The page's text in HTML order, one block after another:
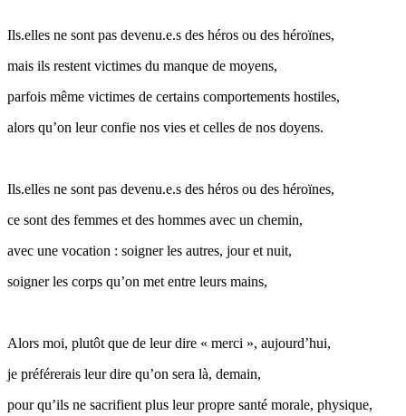
Ils.elles ne sont pas devenu.e.s des héros ou des héroïnes,
mais ils restent victimes du manque de moyens,
parfois même victimes de certains comportements hostiles,
alors qu’on leur confie nos vies et celles de nos doyens.
Ils.elles ne sont pas devenu.e.s des héros ou des héroïnes,
ce sont des femmes et des hommes avec un chemin,
avec une vocation : soigner les autres, jour et nuit,
soigner les corps qu’on met entre leurs mains,
Alors moi, plutôt que de leur dire « merci », aujourd’hui,
je préférerais leur dire qu’on sera là, demain,
pour qu’ils ne sacrifient plus leur propre santé morale, physique,